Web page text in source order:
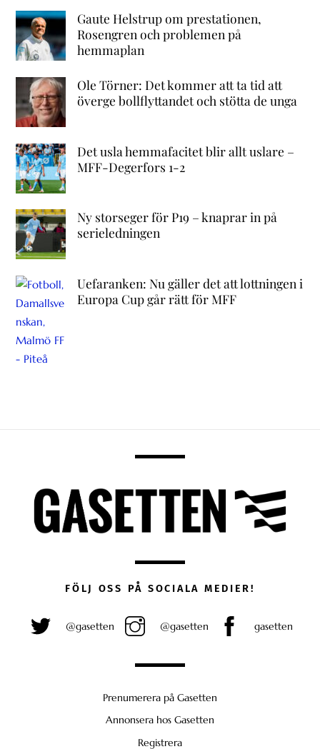
Gaute Helstrup om prestationen,
Rosengren och problemen på
hemmaplan
Ole Törner: Det kommer att ta tid att
överge bollflyttandet och stötta de unga
Det usla hemmafacitet blir allt uslare –
MFF-Degerfors 1-2
Ny storseger för P19 – knaprar in på
serieledningen
Uefaranken: Nu gäller det att lottningen i
Europa Cup går rätt för MFF
FÖLJ OSS PÅ SOCIALA MEDIER!
@gasetten @gasetten gasetten
Prenumerera på Gasetten
Annonsera hos Gasetten
Registrera